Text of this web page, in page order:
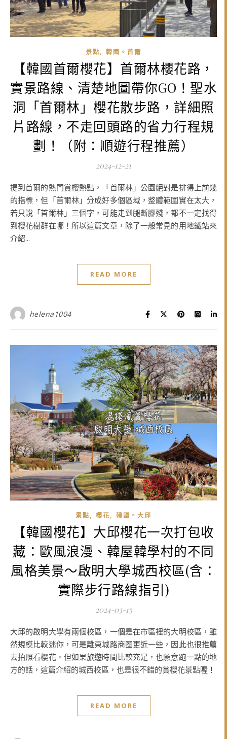
景點, 韓國。首爾
【韓國首爾櫻花】首爾林櫻花路，
實景路線、清楚地圖帶你GO！聖水
洞「首爾林」櫻花散步路，詳細照
片路線，不走回頭路的省力行程規
劃！（附：順遊行程推薦）
2024-12-21
提到首爾的熱門賞櫻熱點，「首爾林」公園絕對是排得上前幾
的指標，但「首爾林」分成好多個區域，整體範圍實在太大，
若只說「首爾林」三個字，可能走到腿斷腳殘，都不一定找得
到櫻花樹群在哪！所以這篇文章，除了一般常見的用地鐵站來
介紹...
READ MORE
helena1004
景點, 櫻花, 韓國。大邱
【韓國櫻花】大邱櫻花一次打包收
藏：歐風浪漫、韓屋韓學村的不同
風格美景～啟明大學城西校區(含：
實際步行路線指引)
2024-03-15
大邱的啟明大學有兩個校區，一個是在市區裡的大明校區，雖
然規模比較迷你，可是離東城路商圈更近一些，因此也很推薦
去拍照看櫻花。但如果旅遊時間比較充足，也願意跑一點的地
方的話，這篇介紹的城西校區，也是很不錯的賞櫻花景點喔！
READ MORE